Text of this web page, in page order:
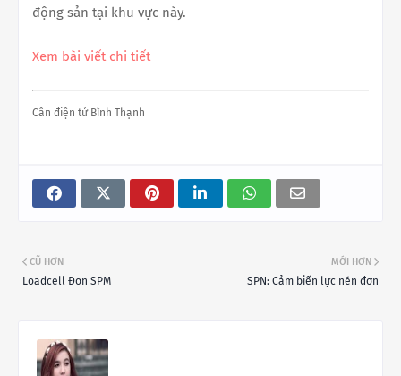
động sản tại khu vực này.
Xem bài viết chi tiết
Cân điện tử Bình Thạnh
MỚI HƠN
SPN: Cảm biến lực nén đơn
CŨ HƠN
Loadcell Đơn SPM